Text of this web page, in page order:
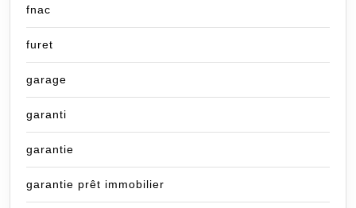
fnac
furet
garage
garanti
garantie
garantie prêt immobilier